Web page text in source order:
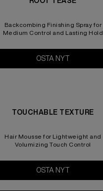
Backcombing Finishing Spray for
Medium Control and Lasting Hold
OSTA NYT
TOUCHABLE TEXTURE
Hair Mousse for Lightweight and
Volumizing Touch Control
OSTA NYT